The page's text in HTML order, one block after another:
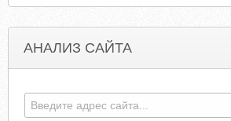
АНАЛИЗ САЙТА